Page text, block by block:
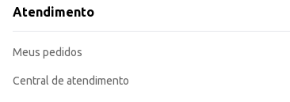
cada pacote facilita o manuseio e armazenamento.
Marca: FC
Categoria: Copo plástico
Capacidade: 300ml
Atendimento
Meus pedidos
Central de atendimento